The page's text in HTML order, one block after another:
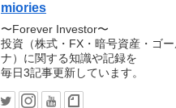
miories
〜Forever Investor〜
投資（株式・FX・暗号資産・ゴ
ナ）に関する知識や記録を
毎日3記事更新しています。